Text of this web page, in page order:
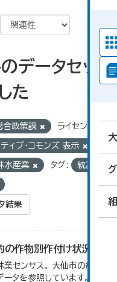
データセット
た
合政策課 ライセンス:
ティブ・コモンズ 表示
水産業 タグ: 統計
結果
の作物別作付け状況
業センサス。 大仙市の統計
ータを参照しています。